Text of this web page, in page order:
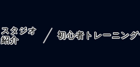
スタジオ
紹介
初心者トレーニング